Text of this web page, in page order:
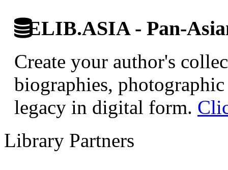
ELIB.ASIA - Pan-
Create your author's
biographies,
legacy in digital form.
Library Partners